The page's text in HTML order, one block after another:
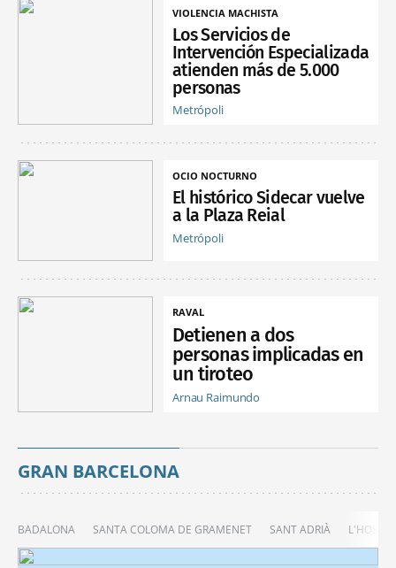
VIOLENCIA MACHISTA
Los Servicios de
Intervención Especializada
atienden más de 5.000
personas
Metrópoli
OCIO NOCTURNO
El histórico Sidecar vuelve
a la Plaza Reial
Metrópoli
RAVAL
Detienen a dos
personas implicadas en
un tiroteo
Arnau Raimundo
GRAN BARCELONA
BADALONA SANTA COLOMA DE GRAMENET SANT ADRIÀ